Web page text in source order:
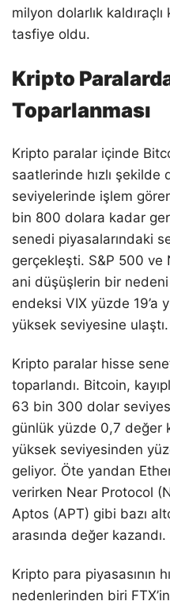
milyon dolarlık
tasfiye oldu.
Kripto
Toparlanması
Kripto paralar içinde
saatlerinde hızlı
seviyelerinde işlem
bin 800 dolara kadar
senedi piyasalarındaki
gerçekleşti. S&P 500
ani düşüşlerin bir
endeksi VIX yüzde 19’a
yüksek seviyesine ulaştı.
Kripto paralar hisse
toparlandı. Bitcoin,
63 bin 300 dolar
günlük yüzde 0,7 değer
yüksek seviyesinden
geliyor. Öte yandan
verirken Near Protocol
Aptos (APT) gibi bazı
arasında değer kazandı.
Kripto para piyasasının
nedenlerinden biri FTX’in